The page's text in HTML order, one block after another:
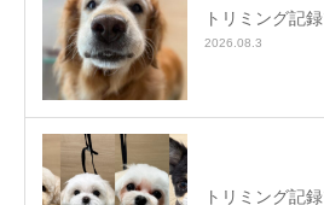
トリミング記録
2026.08.3
トリミング記録